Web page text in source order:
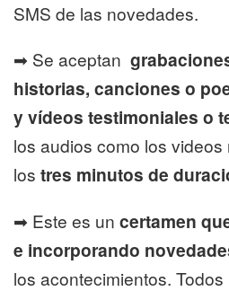
SMS de las novedades.
➡ Se aceptan
historias, canciones o
y vídeos testimoniales o
los audios como los
los tres minutos de
➡ Este es un certamen
e incorporando
los acontecimientos.